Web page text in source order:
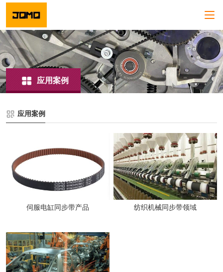
应用案例
应用案例
伺服电缸同步带产品 纺织机械同步带领域